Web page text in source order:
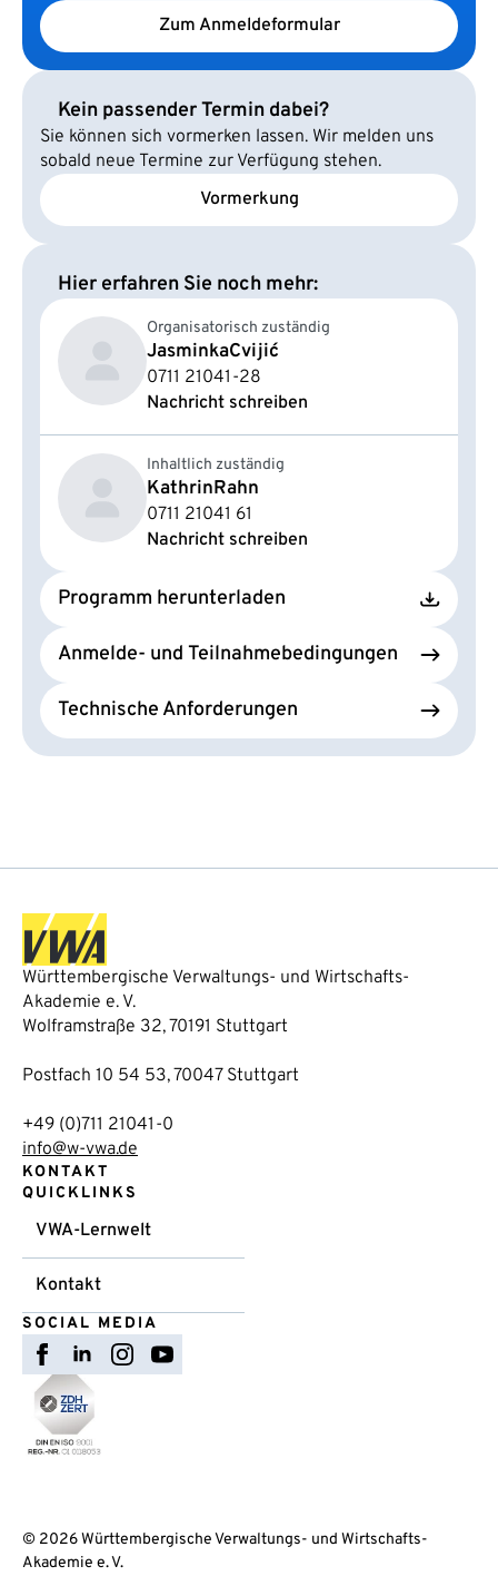
Zum Anmeldeformular
Kein passender Termin dabei?
Sie können sich vormerken lassen. Wir melden uns
sobald neue Termine zur Verfügung stehen.
Vormerkung
Hier erfahren Sie noch mehr:
Organisatorisch zuständig
JasminkaCvijić
0711 21041-28
Nachricht schreiben
Inhaltlich zuständig
KathrinRahn
0711 21041 61
Nachricht schreiben
Programm herunterladen
Anmelde- und Teilnahmebedingungen
Technische Anforderungen
Württembergische Verwaltungs- und Wirtschafts-
Akademie e. V.
Wolframstraße 32, 70191 Stuttgart
Postfach 10 54 53, 70047 Stuttgart
+49 (0)711 21041-0
info@w-vwa.de
KONTAKT
QUICKLINKS
VWA-Lernwelt
Kontakt
SOCIAL MEDIA
© 2026 Württembergische Verwaltungs- und Wirtschafts-
Akademie e. V.